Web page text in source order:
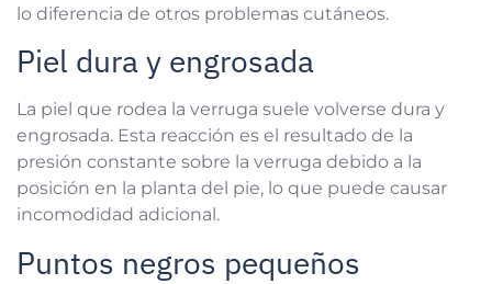
lo diferencia de otros problemas cutáneos.
Piel dura y engrosada
La piel que rodea la verruga suele volverse dura y
engrosada. Esta reacción es el resultado de la
presión constante sobre la verruga debido a la
posición en la planta del pie, lo que puede causar
incomodidad adicional.
Puntos negros pequeños